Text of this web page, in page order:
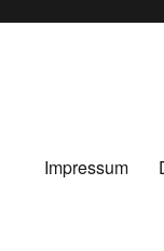
Impressum